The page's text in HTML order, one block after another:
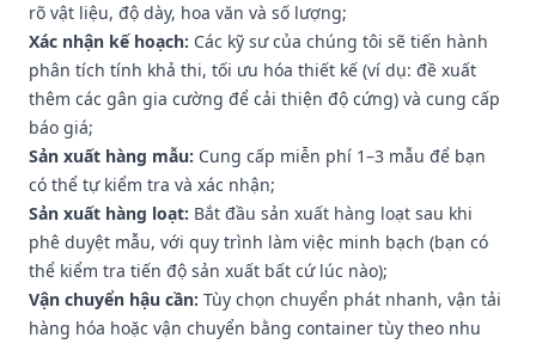
rõ vật liệu, độ dày, hoa văn và số lượng;
Xác nhận kế hoạch: Các kỹ sư của chúng tôi sẽ tiến hành
phân tích tính khả thi, tối ưu hóa thiết kế (ví dụ: đề xuất
thêm các gân gia cường để cải thiện độ cứng) và cung cấp
báo giá;
Sản xuất hàng mẫu: Cung cấp miễn phí 1–3 mẫu để bạn
có thể tự kiểm tra và xác nhận;
Sản xuất hàng loạt: Bắt đầu sản xuất hàng loạt sau khi
phê duyệt mẫu, với quy trình làm việc minh bạch (bạn có
thể kiểm tra tiến độ sản xuất bất cứ lúc nào);
Vận chuyển hậu cần: Tùy chọn chuyển phát nhanh, vận tải
hàng hóa hoặc vận chuyển bằng container tùy theo nhu